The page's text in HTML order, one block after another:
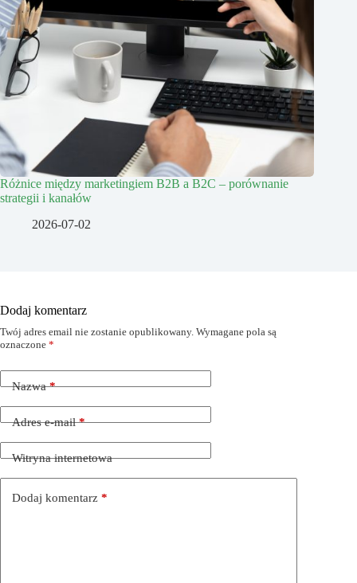
Różnice między marketingiem B2B a B2C – porównanie
strategii i kanałów
2026-07-02
Dodaj komentarz
Twój adres email nie zostanie opublikowany. Wymagane pola są
oznaczone *
Nazwa*
Adres e-mail*
Witryna internetowa
Dodaj komentarz *